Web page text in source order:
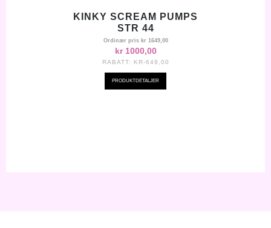
KINKY SCREAM PUMPS
STR 44
Ordinær pris kr 1649,00
kr 1000,00
RABATT: KR-649,00
PRODUKTDETALJER